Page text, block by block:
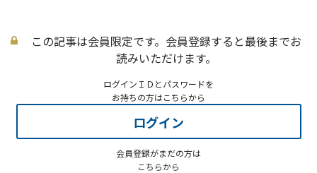
この記事は会員限定です。会員登録すると最後までお
読みいただけます。
ログインＩＤとパスワードを
お持ちの方はこちらから
ログイン
会員登録がまだの方は
こちらから